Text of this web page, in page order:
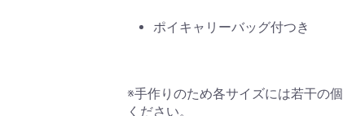
ポイキャリーバッグ付つき
※手作りのため各サイズには若干の
ください。